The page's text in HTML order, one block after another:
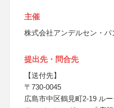
主催
株式会社アンデルセン・
提出先・問合先
【送付先】
〒730-0045
広島市中区鶴見町2-19 ル